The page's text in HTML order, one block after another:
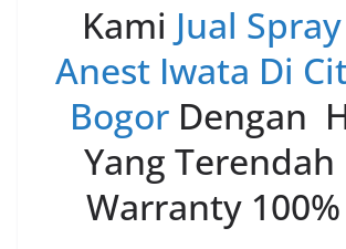
Kami Jual
Anest Iwata Di
Bogor Dengan
Yang Terendah
Warranty